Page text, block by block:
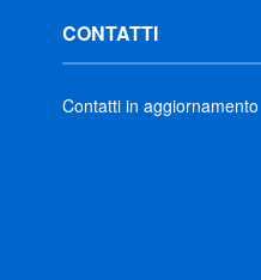
CONTATTI
Contatti in aggiornamento